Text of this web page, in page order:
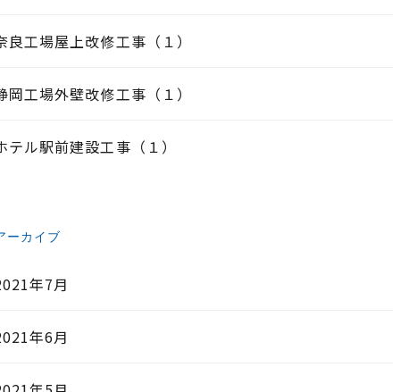
良工場屋上改修工事（１）
岡工場外壁改修工事（１）
テル駅前建設工事（１）
ーカイブ
年7月
年6月